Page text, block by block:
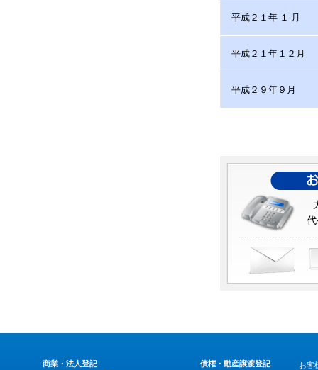
平成２１年 １ 月
平成２１年１２月
平成２９年９月
商業・法人登記
債権・動産譲渡登記
お客